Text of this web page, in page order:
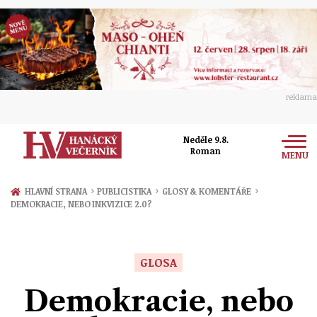
reklama
Neděle 9.8.
Roman
MENU
Zprávy
Přerov
Ekonomika
Ženy
Sport
HLAVNÍ STRANA › PUBLICISTIKA › GLOSY & KOMENTÁŘE ›
DEMOKRACIE, NEBO INKVIZICE 2.0?
GLOSA
Demokracie, nebo